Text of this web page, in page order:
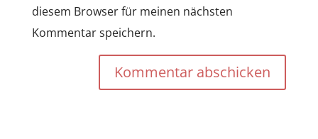
diesem Browser für meinen nächsten
Kommentar speichern.
Kommentar abschicken